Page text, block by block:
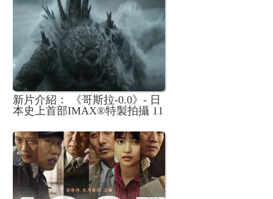
新片介紹： 《哥斯拉-0.0》- 日
本史上首部IMAX®特製拍攝 11